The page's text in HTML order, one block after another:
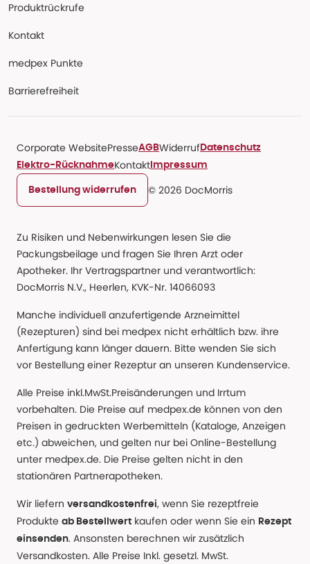
Produktrückrufe
Kontakt
medpex Punkte
Barrierefreiheit
Corporate WebsitePresseAGBWiderruf Datenschutz
Elektro-RücknahmeKontakt Impressum
Bestellung widerrufen © 2026 DocMorris
Zu Risiken und Nebenwirkungen lesen Sie die
Packungsbeilage und fragen Sie Ihren Arzt oder
Apotheker. Ihr Vertragspartner und verantwortlich:
DocMorris N.V., Heerlen, KVK-Nr. 14066093
Manche individuell anzufertigende Arzneimittel
(Rezepturen) sind bei medpex nicht erhältlich bzw. ihre
Anfertigung kann länger dauern. Bitte wenden Sie sich
vor Bestellung einer Rezeptur an unseren Kundenservice.
Alle Preise inkl.MwSt.Preisänderungen und Irrtum
vorbehalten. Die Preise auf medpex.de können von den
Preisen in gedruckten Werbemitteln (Kataloge, Anzeigen
etc.) abweichen, und gelten nur bei Online-Bestellung
unter medpex.de. Die Preise gelten nicht in den
stationären Partnerapotheken.
Wir liefern versandkostenfrei, wenn Sie rezeptfreie
Produkte ab Bestellwert kaufen oder wenn Sie ein Rezept
einsenden. Ansonsten berechnen wir zusätzlich
Versandkosten. Alle Preise Inkl. gesetzl. MwSt.